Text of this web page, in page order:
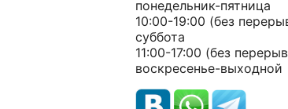
понедельник-пятница
10:00-19:00 (без
суббота
11:00-17:00 (без
воскресенье-выходной